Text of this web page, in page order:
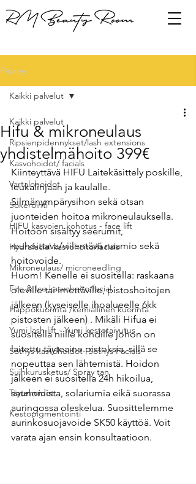
Päivitys
Kaikki palvelut
Ripsienpidennykset/lash extensions
Kasvohoidot/ facials
Vartalohoidot
Sokerointi
HIFU kasvojen kohotus - face lift
Hydrafacial kasvohoito/facials
Mikroneulaus/ microneedling
Fire & Ice kasvohoito/facial
Happokuorinta /kemiallinen kuorinta
Yumi lash lift - Yumi kestotaivutus
Sothys kasvohoidot- Sothys Facials
Suihkurusketus/ Spray tan
Täytehoidot
Kestopigmentointi
Kaikki palvelut
Hifu & mikroneulaus
yhdistelmähoito 399€
Kiinteyttävä HIFU Laitekäsittely poskille,
leukalinjaan ja kaulalle.
Silmänympärysihon sekä otsan
juonteiden hoitoa mikroneulauksella.
Hoitoon sisältyy seerumit,
rauhoittava/viilentävä naamio sekä
hoitovoide.
Huom! Kenelle ei suositella: raskaana
oleville tai imettäville, pistoshoitojen
jälkeen (kyseiselle ihoalueelle 6kk
pistosten jälkeen) . Mikäli Hifua ei
suositella niille kohdille johon on
laitettu täyteaine pistoksia, sillä se
nopeuttaa sen lähtemistä. Hoidon
jälkeen ei suositella 24h hikoilua,
saunomista, solariumia eikä suorassa
auringossa oleskelua. Suosittelemme
aurinkosuojavoide SK50 käyttöä. Voit
varata ajan ensin konsultaatioon.